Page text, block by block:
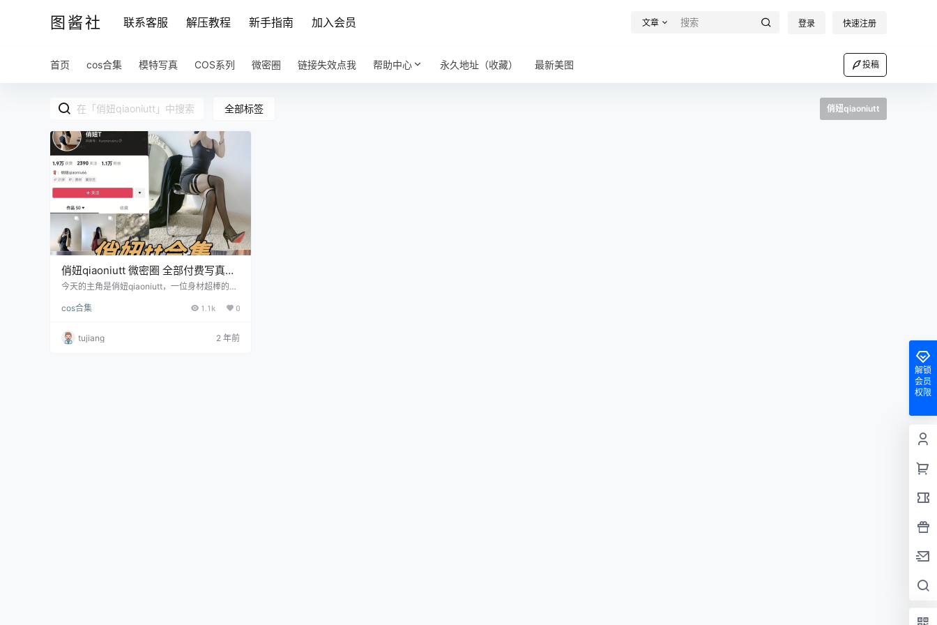
图酱社 联系客服 解压教程 新手指南 加入会员 文章 登录 快速注册
首页 cos合集 模特写真 COS系列 微密圈 链接失效点我 帮助中心 永久地址（收藏） 最新美图 投稿
全部标签 俏妞qiaoniutt
俏妞qiaoniutt 微密圈 全部付费写真图
片及视频合集
今天的主角是俏妞qiaoniutt，一位身材超棒的微
大量粉丝。胸部丰满傲人，腰部纤细如柳，这样
片和视频，无疑展现了她的迷人魅力。今天，我
们就来一起探索这位美丽健身达人带来的惊艳视
cos合集 1.1k 0
tujiang 2 年前
解锁
会员
权限